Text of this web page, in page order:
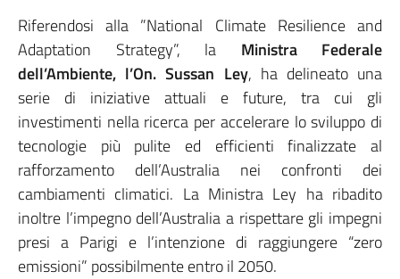
Riferendosi alla ”National Climate Resilience and
Adaptation Strategy”, la Ministra Federale
dell’Ambiente, l’On. Sussan Ley, ha delineato una
serie di iniziative attuali e future, tra cui gli
investimenti nella ricerca per accelerare lo sviluppo di
tecnologie più pulite ed efficienti finalizzate al
rafforzamento dell’Australia nei confronti dei
cambiamenti climatici. La Ministra Ley ha ribadito
inoltre l’impegno dell’Australia a rispettare gli impegni
presi a Parigi e l’intenzione di raggiungere “zero
emissioni” possibilmente entro il 2050.